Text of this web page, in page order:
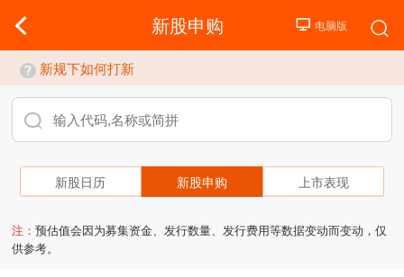
新股申购
新规下如何打新
新股日历 新股申购 上市表现
注：预估值会因为募集资金、发行数量、发行费用等数据变动而变动，仅
供参考。